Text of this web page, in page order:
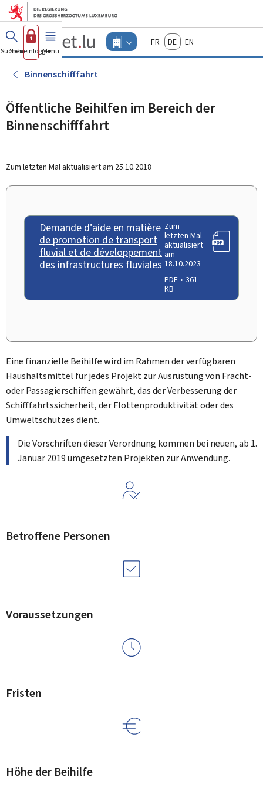
Zum Hauptmenü
Zum Inhalt
Guichet.lu
Changer
d'espace
actif
FrançaisDeutschEnglish
Suchen
Sich einloggen
Menü Haupt-
Binnenschifffahrt
Öffentliche Beihilfen im Bereich der
Binnenschifffahrt
Zum letzten Mal aktualisiert am 25.10.2018
Demande d’aide en matière
de promotion de transport
fluvial et de développement
des infrastructures fluviales
Zum
letzten Mal
aktualisiert
am
18.10.2023
PDF
361
KB
Eine finanzielle Beihilfe wird im Rahmen der verfügbaren
Haushaltsmittel für jedes Projekt zur Ausrüstung von Fracht-
oder Passagierschiffen gewährt, das der Verbesserung der
Schifffahrtssicherheit, der Flottenproduktivität oder des
Umweltschutzes dient.
Die Vorschriften dieser Verordnung kommen bei neuen, ab 1.
Januar 2019 umgesetzten Projekten zur Anwendung.
Betroffene Personen
Voraussetzungen
Fristen
Höhe der Beihilfe